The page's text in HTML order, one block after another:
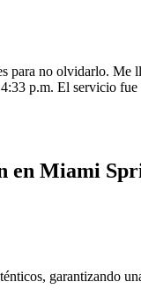
no olvidarlo.
p.m. El servicio
en Miami
garantizando